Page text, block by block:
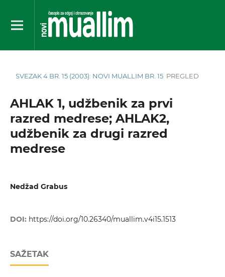
SVEZAK 4 BR. 15 (2003): NOVI MUALLIM BR. 15 PREGLED
AHLAK 1, udžbenik za prvi
razred medrese; AHLAK2,
udžbenik za drugi razred
medrese
Nedžad Grabus
DOI: https://doi.org/10.26340/muallim.v4i15.1513
SAŽETAK